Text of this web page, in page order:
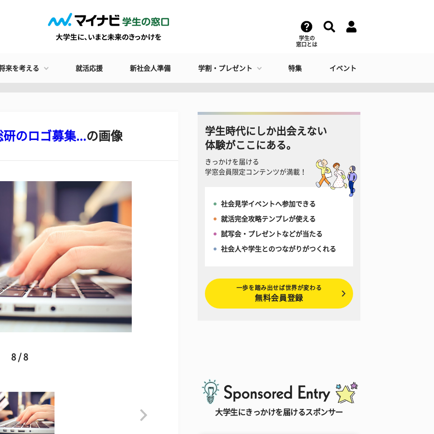
学生の
窓口とは
来を考える 就活応援 新社会人準備 学割・プレゼント 特集 イベント
のロゴ募集...の画像
8 / 8
学生時代にしか出会えない
体験がここにある。
きっかけを届ける
学窓会員限定コンテンツが満載！
社会見学イベントへ参加できる
就活完全攻略テンプレが使える
試写会・プレゼントなどが当たる
社会人や学生とのつながりがつくれる
一歩を踏み出せば世界が変わる
無料会員登録
大学生にきっかけを届けるスポンサー